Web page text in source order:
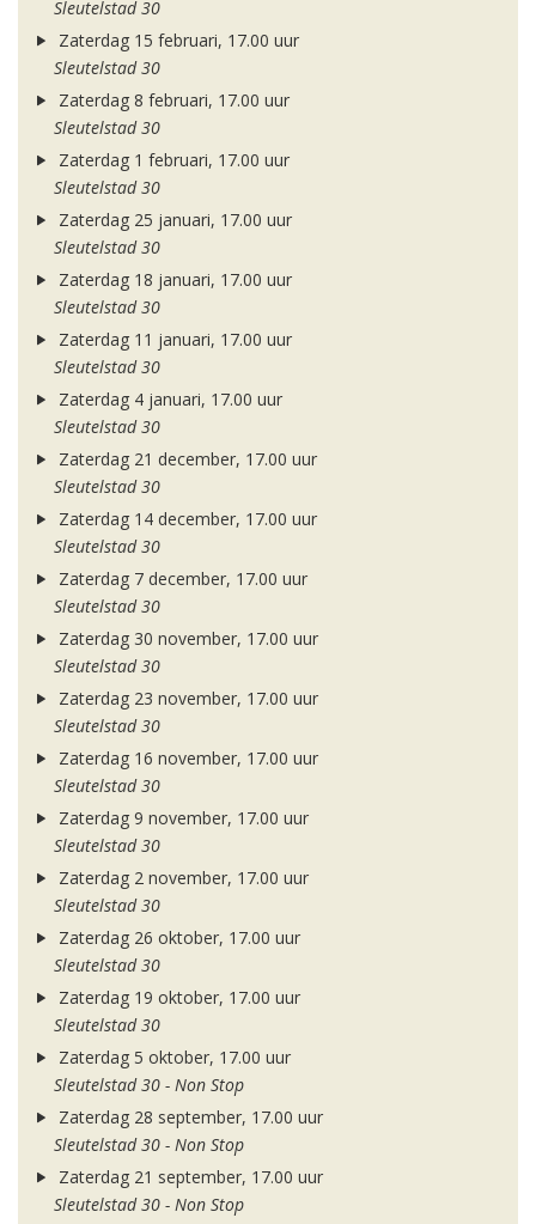
Sleutelstad 30
Zaterdag 15 februari, 17.00 uur
Sleutelstad 30
Zaterdag 8 februari, 17.00 uur
Sleutelstad 30
Zaterdag 1 februari, 17.00 uur
Sleutelstad 30
Zaterdag 25 januari, 17.00 uur
Sleutelstad 30
Zaterdag 18 januari, 17.00 uur
Sleutelstad 30
Zaterdag 11 januari, 17.00 uur
Sleutelstad 30
Zaterdag 4 januari, 17.00 uur
Sleutelstad 30
Zaterdag 21 december, 17.00 uur
Sleutelstad 30
Zaterdag 14 december, 17.00 uur
Sleutelstad 30
Zaterdag 7 december, 17.00 uur
Sleutelstad 30
Zaterdag 30 november, 17.00 uur
Sleutelstad 30
Zaterdag 23 november, 17.00 uur
Sleutelstad 30
Zaterdag 16 november, 17.00 uur
Sleutelstad 30
Zaterdag 9 november, 17.00 uur
Sleutelstad 30
Zaterdag 2 november, 17.00 uur
Sleutelstad 30
Zaterdag 26 oktober, 17.00 uur
Sleutelstad 30
Zaterdag 19 oktober, 17.00 uur
Sleutelstad 30
Zaterdag 5 oktober, 17.00 uur
Sleutelstad 30 - Non Stop
Zaterdag 28 september, 17.00 uur
Sleutelstad 30 - Non Stop
Zaterdag 21 september, 17.00 uur
Sleutelstad 30 - Non Stop